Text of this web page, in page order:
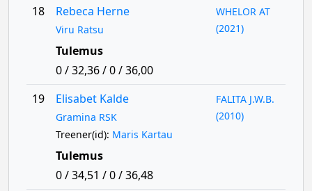
18
Rebeca Herne
Viru Ratsu
WHELOR AT
(2021)
Tulemus
0 / 32,36 / 0 / 36,00
19
Elisabet Kalde
Gramina RSK
Treener(id): Maris Kartau
FALITA J.W.B.
(2010)
Tulemus
0 / 34,51 / 0 / 36,48